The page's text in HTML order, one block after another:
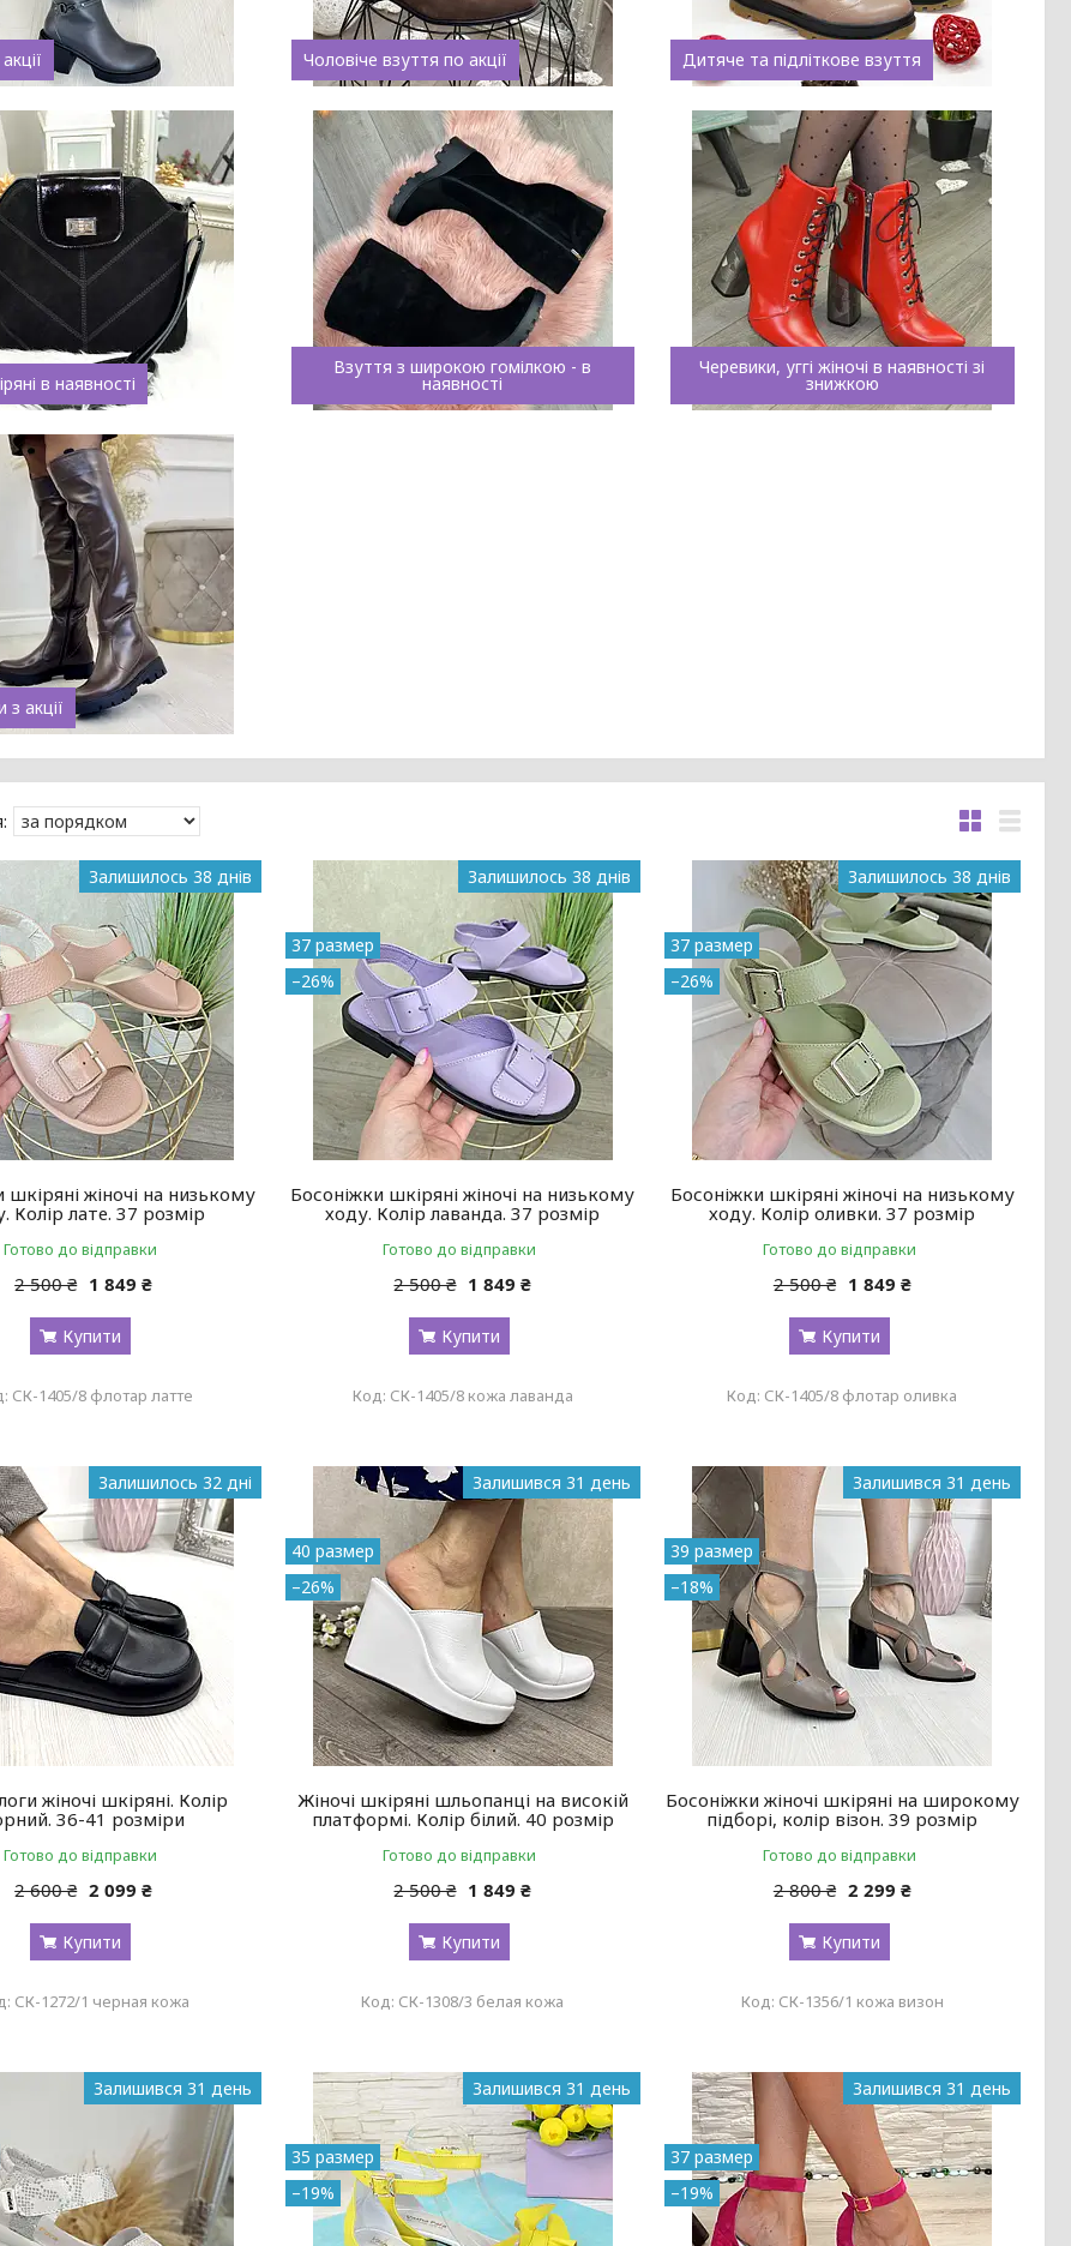
Чоловіче взуття по акції Дитяче та підліткове взуття
в наявності
Взуття з широкою гомілкою - в
наявності
Черевики, уггі жіночі в наявності зі
знижкою
акції
Залишилось 38 днів
шкіряні жіночі на низькому
Колір лате. 37 розмір
Готово до відправки
2 500 ₴ 1 849 ₴
Купити
СК-1405/8 флотар латте
37 размер
–26%
Залишилось 38 днів
Босоніжки шкіряні жіночі на низькому
ходу. Колір лаванда. 37 розмір
Готово до відправки
2 500 ₴ 1 849 ₴
Купити
СК-1405/8 кожа лаванда
37 размер
–26%
Залишилось 38 днів
Босоніжки шкіряні жіночі на низькому
ходу. Колір оливки. 37 розмір
Готово до відправки
2 500 ₴ 1 849 ₴
Купити
СК-1405/8 флотар оливка
Залишилось 32 дні
жіночі шкіряні. Колір
36-41 розміри
Готово до відправки
2 600 ₴ 2 099 ₴
Купити
СК-1272/1 черная кожа
40 размер
–26%
Залишився 31 день
Жіночі шкіряні шльопанці на високій
платформі. Колір білий. 40 розмір
Готово до відправки
2 500 ₴ 1 849 ₴
Купити
СК-1308/3 белая кожа
39 размер
–18%
Залишився 31 день
Босоніжки жіночі шкіряні на широкому
підборі, колір візон. 39 розмір
Готово до відправки
2 800 ₴ 2 299 ₴
Купити
СК-1356/1 кожа визон
Залишився 31 день
35 размер
–19%
Залишився 31 день
37 размер
–19%
Залишився 31 день